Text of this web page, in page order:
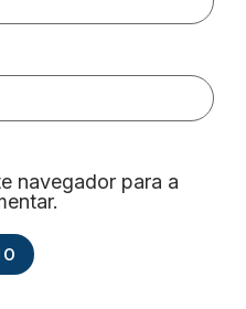
navegador para a